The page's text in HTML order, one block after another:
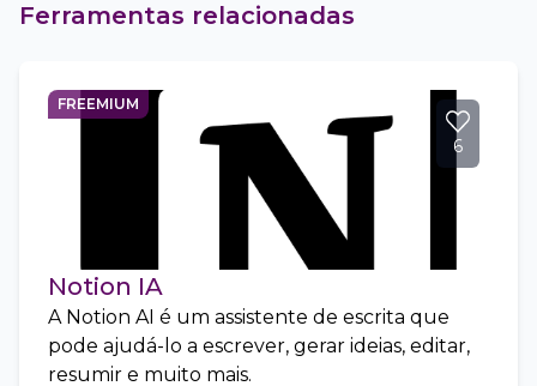
Ferramentas relacionadas
FREEMIUM
6
Notion IA
A Notion AI é um assistente de escrita que
pode ajudá-lo a escrever, gerar ideias, editar,
resumir e muito mais.